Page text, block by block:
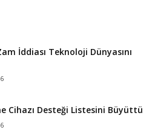
İddiası Teknoloji Dünyasını
Cihazı Desteği Listesini Büyüttü